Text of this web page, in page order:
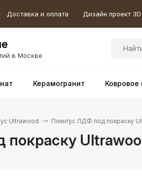
Доставка и оплата Дизайн проект 3D
в Москве
Керамогранит Ковровое
Ultrawood Плинтус ЛДФ под покраску